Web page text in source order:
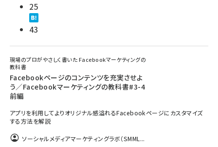
25
43
現場のプロがやさしく書いた Facebookマーケティングの
教科書
Facebookページのコンテンツを充実させよ
う／Facebookマーケティングの教科書#3-4
前編
アプリを利用してよりオリジナル感溢れるFacebookページにカスタマイズ
する方法を解説
ソーシャルメディアマーケティングラボ（SMML...